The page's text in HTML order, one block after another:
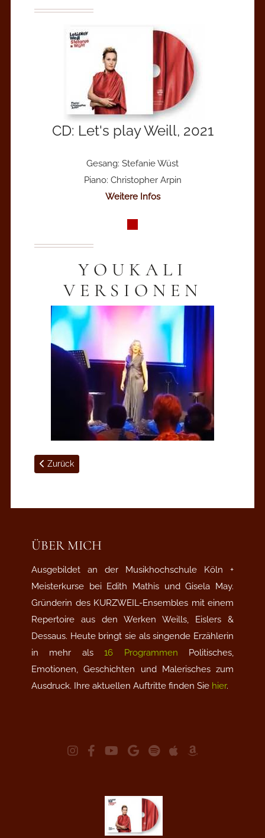
CD: Let's play Weill, 2021
Gesang: Stefanie Wüst
Piano: Christopher Arpin
Weitere Infos
YOUKALI
VERSIONEN
Vorheriger Beitrag: Liste aller Programme
Zurück
ÜBER MICH
Ausgebildet an der Musikhochschule Köln +
Meisterkurse bei Edith Mathis und Gisela May.
Gründerin des KURZWEIL-Ensembles mit einem
Repertoire aus den Werken Weills, Eislers &
Dessaus. Heute bringt sie als singende Erzählerin
in mehr als16 Programmen Politisches,
Emotionen, Geschichten und Malerisches zum
Ausdruck. Ihre aktuellen Auftritte finden Sie hier.